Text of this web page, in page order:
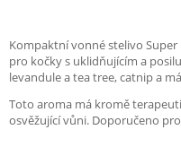
Kompaktní vonné stelivo
pro kočky s uklidňujícím a
levandule a tea tree, catnip a
Toto aroma má kromě
osvěžující vůni. Doporučeno